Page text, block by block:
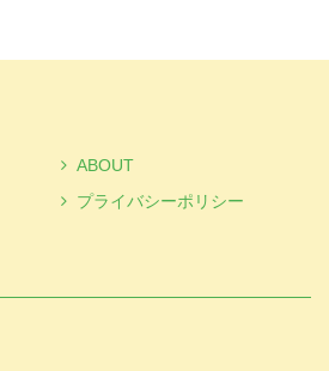
ABOUT
プライバシーポリシー